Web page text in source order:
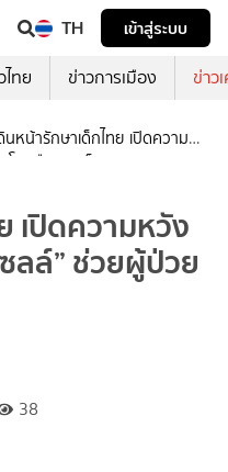
TH
เข้าสู่ระบบ
ไทย ข่าวการเมือง ข่าว
นหน้ารักษาเด็กไทย เปิดความ
คเลือด-มะเร็ง
เปิดความหวัง
ลล์” ช่วยผู้ป่วย
38